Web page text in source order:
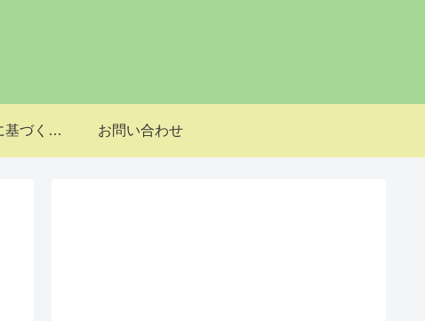
特定商取引法に基づく表記 お問い合わせ